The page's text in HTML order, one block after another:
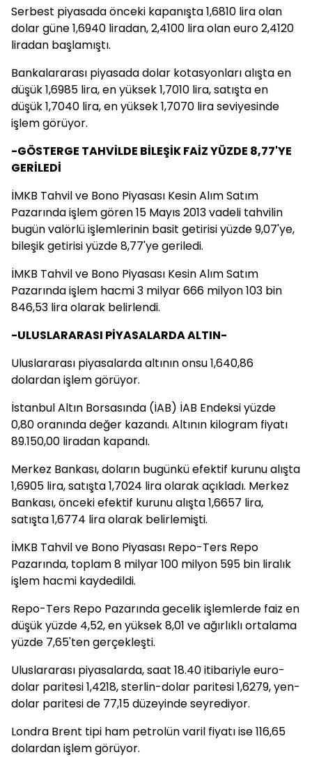
Serbest piyasada önceki kapanışta 1,6810 lira olan
dolar güne 1,6940 liradan, 2,4100 lira olan euro 2,4120
liradan başlamıştı.
Bankalararası piyasada dolar kotasyonları alışta en
düşük 1,6985 lira, en yüksek 1,7010 lira, satışta en
düşük 1,7040 lira, en yüksek 1,7070 lira seviyesinde
işlem görüyor.
-GÖSTERGE TAHVİLDE BİLEŞİK FAİZ YÜZDE 8,77'YE
GERİLEDİ
İMKB Tahvil ve Bono Piyasası Kesin Alım Satım
Pazarında işlem gören 15 Mayıs 2013 vadeli tahvilin
bugün valörlü işlemlerinin basit getirisi yüzde 9,07'ye,
bileşik getirisi yüzde 8,77'ye geriledi.
İMKB Tahvil ve Bono Piyasası Kesin Alım Satım
Pazarında işlem hacmi 3 milyar 666 milyon 103 bin
846,53 lira olarak belirlendi.
-ULUSLARARASI PİYASALARDA ALTIN-
Uluslararası piyasalarda altının onsu 1,640,86
dolardan işlem görüyor.
İstanbul Altın Borsasında (İAB) İAB Endeksi yüzde
0,80 oranında değer kazandı. Altının kilogram fiyatı
89.150,00 liradan kapandı.
Merkez Bankası, doların bugünkü efektif kurunu alışta
1,6905 lira, satışta 1,7024 lira olarak açıkladı. Merkez
Bankası, önceki efektif kurunu alışta 1,6657 lira,
satışta 1,6774 lira olarak belirlemişti.
İMKB Tahvil ve Bono Piyasası Repo-Ters Repo
Pazarında, toplam 8 milyar 100 milyon 595 bin liralık
işlem hacmi kaydedildi.
Repo-Ters Repo Pazarında gecelik işlemlerde faiz en
düşük yüzde 4,52, en yüksek 8,01 ve ağırlıklı ortalama
yüzde 7,65'ten gerçekleşti.
Uluslararası piyasalarda, saat 18.40 itibariyle euro-
dolar paritesi 1,4218, sterlin-dolar paritesi 1,6279, yen-
dolar paritesi de 77,15 düzeyinde seyrediyor.
Londra Brent tipi ham petrolün varil fiyatı ise 116,65
dolardan işlem görüyor.